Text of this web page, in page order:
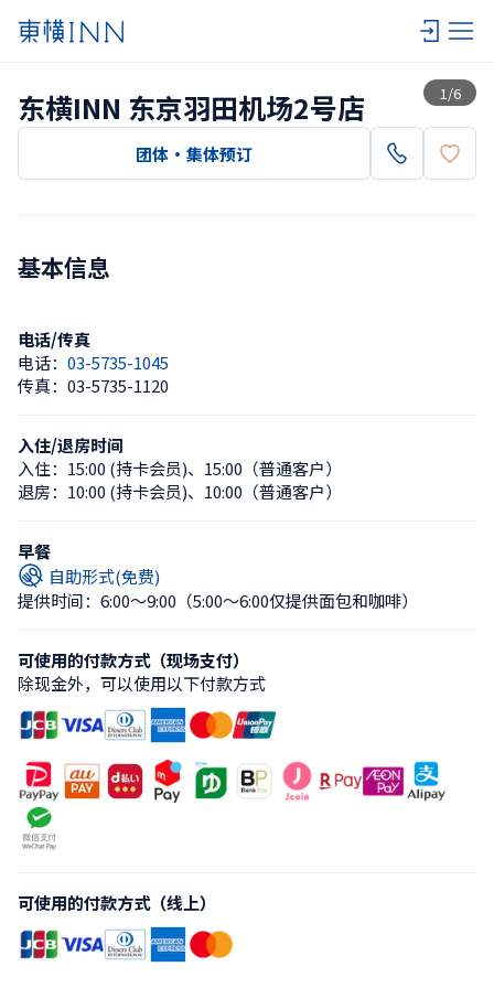
1 /6
查看一览
东横INN 东京羽田机场2号店
团体・集体预订
基本信息
电话/传真
电话： 03-5735-1045
传真： 03-5735-1120
入住/退房时间
入住： 15:00 (持卡会员)、 15:00（普通客户）
退房： 10:00 (持卡会员)、 10:00（普通客户）
早餐
自助形式(免费)
提供时间：6:00〜9:00 （5:00〜6:00仅提供面包和咖啡）
可使用的付款方式（现场支付）
除现金外，可以使用以下付款方式
可使用的付款方式（线上）